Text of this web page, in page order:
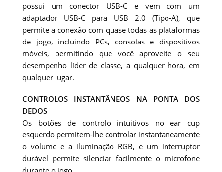
possui um conector USB-C e vem com um
adaptador USB-C para USB 2.0 (Tipo-A), que
permite a conexão com quase todas as plataformas
de jogo, incluindo PCs, consolas e dispositivos
móveis, permitindo que você aproveite o seu
desempenho líder de classe, a qualquer hora, em
qualquer lugar.
CONTROLOS INSTANTÂNEOS NA PONTA DOS
DEDOS
Os botões de controlo intuitivos no ear cup
esquerdo permitem-lhe controlar instantaneamente
o volume e a iluminação RGB, e um interruptor
durável permite silenciar facilmente o microfone
durante o jogo.